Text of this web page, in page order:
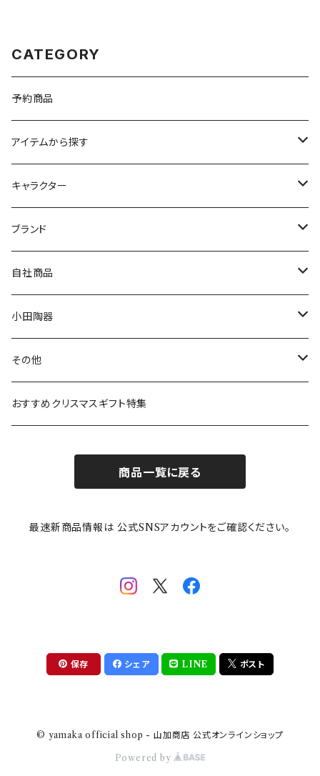
CATEGORY
予約商品
アイテムから探す
九谷焼
マグ＆カップ
プレート
ボウル
ガラスウェア
カトラリー
キャラクター
ムーミン
80th記念アイテム
リトルミイの日記念アイテム
MOOMIN ANIMATION
スヌーピー
ピーターラビット
ポケットモンスター
mofusand（モフサンド）
mofsand×日比谷花壇
ちびまる子ちゃんandクレヨンしんちゃん
ブランド
LA AMYS(エミーズ)
LISA LARSON(リサラーソン)
LAURA ASHLEY(ローラ アシュレイ)
Finlayson(フィンレイソン)
HANAE MORI(ハナエモリ)
THE BEATLES(ザ・ビートルズ)
【山加商店×yaeko】migratory bird
自社商品
ねこ企画
Cecera(セセラ)
CELEC(セレック)
隅切り重箱
HAPPY DINING(ハッピーダイニング)
小田陶器
さざなみ
吉祥
メイメイウェア
SoSo(ソソ）
その他
リサイクル食器
おすすめクリスマスギフト特集
商品一覧に戻る
最速新商品情報は 公式SNSアカウントをご確認ください。
保存 シェア LINE ポスト
© yamaka official shop - 山加商店 公式オンラインショップ
Powered by